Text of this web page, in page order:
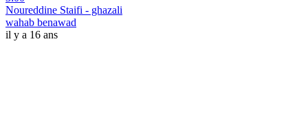
Noureddine Staifi - ghazali
wahab benawad
il y a 16 ans